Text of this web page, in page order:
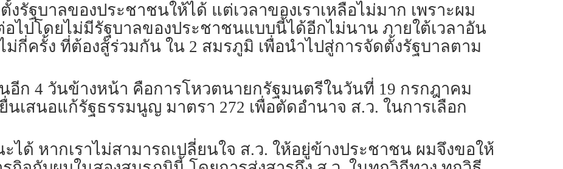
งรัฐบาลของประชาชนให้ได้ แต่เวลาของเราเหลือไม่มาก เพราะผม
อไปโดยไม่มีรัฐบาลของประชาชนแบบนี้ได้อีกไม่นาน ภายใต้เวลาอัน
ม่กี่ครั้ง ที่ต้องสู้ร่วมกัน ใน 2 สมรภูมิ เพื่อนำไปสู่การจัดตั้งรัฐบาลตาม
อีก 4 วันข้างหน้า คือการโหวตนายกรัฐมนตรีในวันที่ 19 กรกฎาคม
เสนอแก้รัฐธรรมนูญ มาตรา 272 เพื่อตัดอำนาจ ส.ว. ในการเลือก
ได้ หากเราไม่สามารถเปลี่ยนใจ ส.ว. ให้อยู่ข้างประชาชน ผมจึงขอให้